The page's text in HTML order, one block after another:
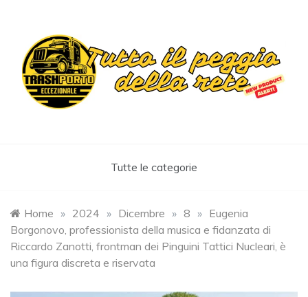
content
Tutte le categorie
Home » 2024 » Dicembre » 8 » Eugenia
Borgonovo, professionista della musica e fidanzata di
Riccardo Zanotti, frontman dei Pinguini Tattici Nucleari, è
una figura discreta e riservata